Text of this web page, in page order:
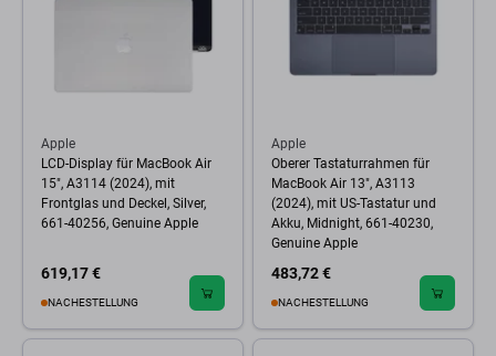
Apple
LCD-Display für MacBook Air
15", A3114 (2024), mit
Frontglas und Deckel, Silver,
661-40256, Genuine Apple
619,17 €
NACHESTELLUNG
Apple
Oberer Tastaturrahmen für
MacBook Air 13", A3113
(2024), mit US-Tastatur und
Akku, Midnight, 661-40230,
Genuine Apple
483,72 €
NACHESTELLUNG